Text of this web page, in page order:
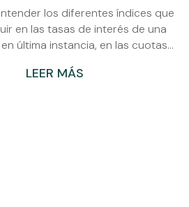
¿Qué es y cómo afecta
hipotecario?
los diferentes índices que
en las tasas de interés de una
última instancia, en las cuotas
índices es el I.R.P.H. (Índice de
LEER MÁS